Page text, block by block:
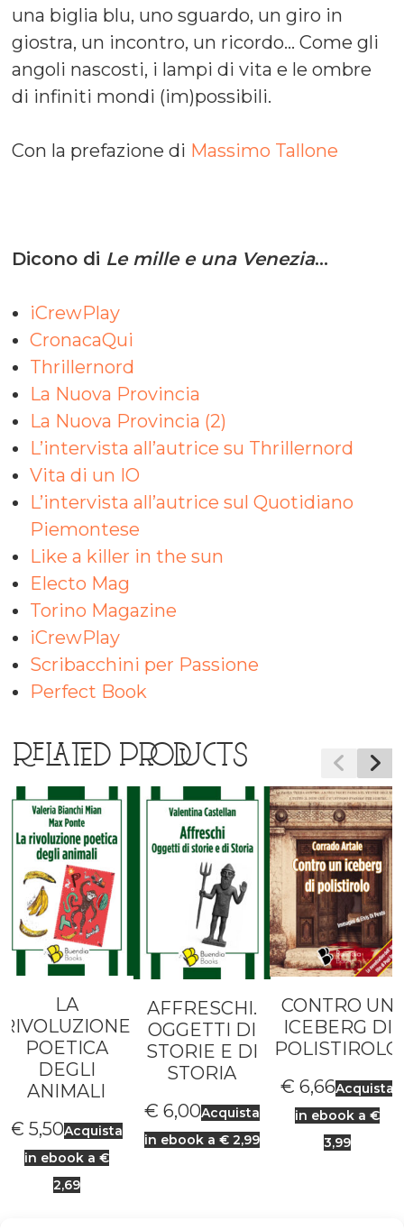
una biglia blu, uno sguardo, un giro in
giostra, un incontro, un ricordo… Come gli
angoli nascosti, i lampi di vita e le ombre
di infiniti mondi (im)possibili.
Con la prefazione di Massimo Tallone
Dicono di Le mille e una Venezia…
iCrewPlay
CronacaQui
Thrillernord
La Nuova Provincia
La Nuova Provincia (2)
L’intervista all’autrice su Thrillernord
Vita di un IO
L’intervista all’autrice sul Quotidiano
Piemontese
Like a killer in the sun
Electo Mag
Torino Magazine
iCrewPlay
Scribacchini per Passione
Perfect Book
RELATED PRODUCTS
LA
RIVOLUZIONE
POETICA
DEGLI
ANIMALI
€ 5,50Acquista
in ebook a €
2,69
AFFRESCHI.
OGGETTI DI
STORIE E DI
STORIA
€ 6,00Acquista
in ebook a € 2,99
CONTRO UN
ICEBERG DI
POLISTIROLO
€ 6,66Acquista
in ebook a €
3,99